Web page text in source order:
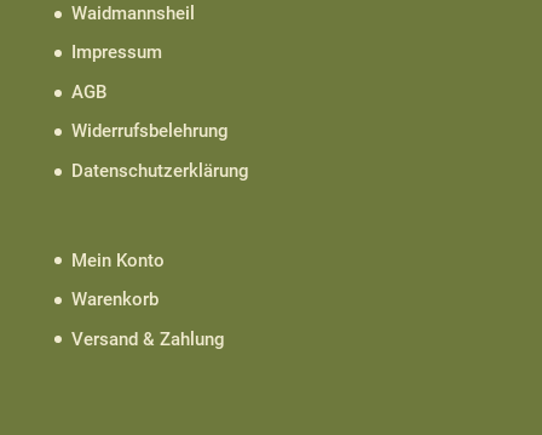
Waidmannsheil
Impressum
AGB
Widerrufsbelehrung
Datenschutzerklärung
Mein Konto
Warenkorb
Versand & Zahlung